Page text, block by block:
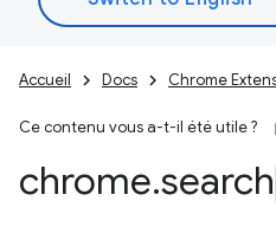
Accueil Docs Chrome
Ce contenu vous a-t-il été utile ?
chrome.search